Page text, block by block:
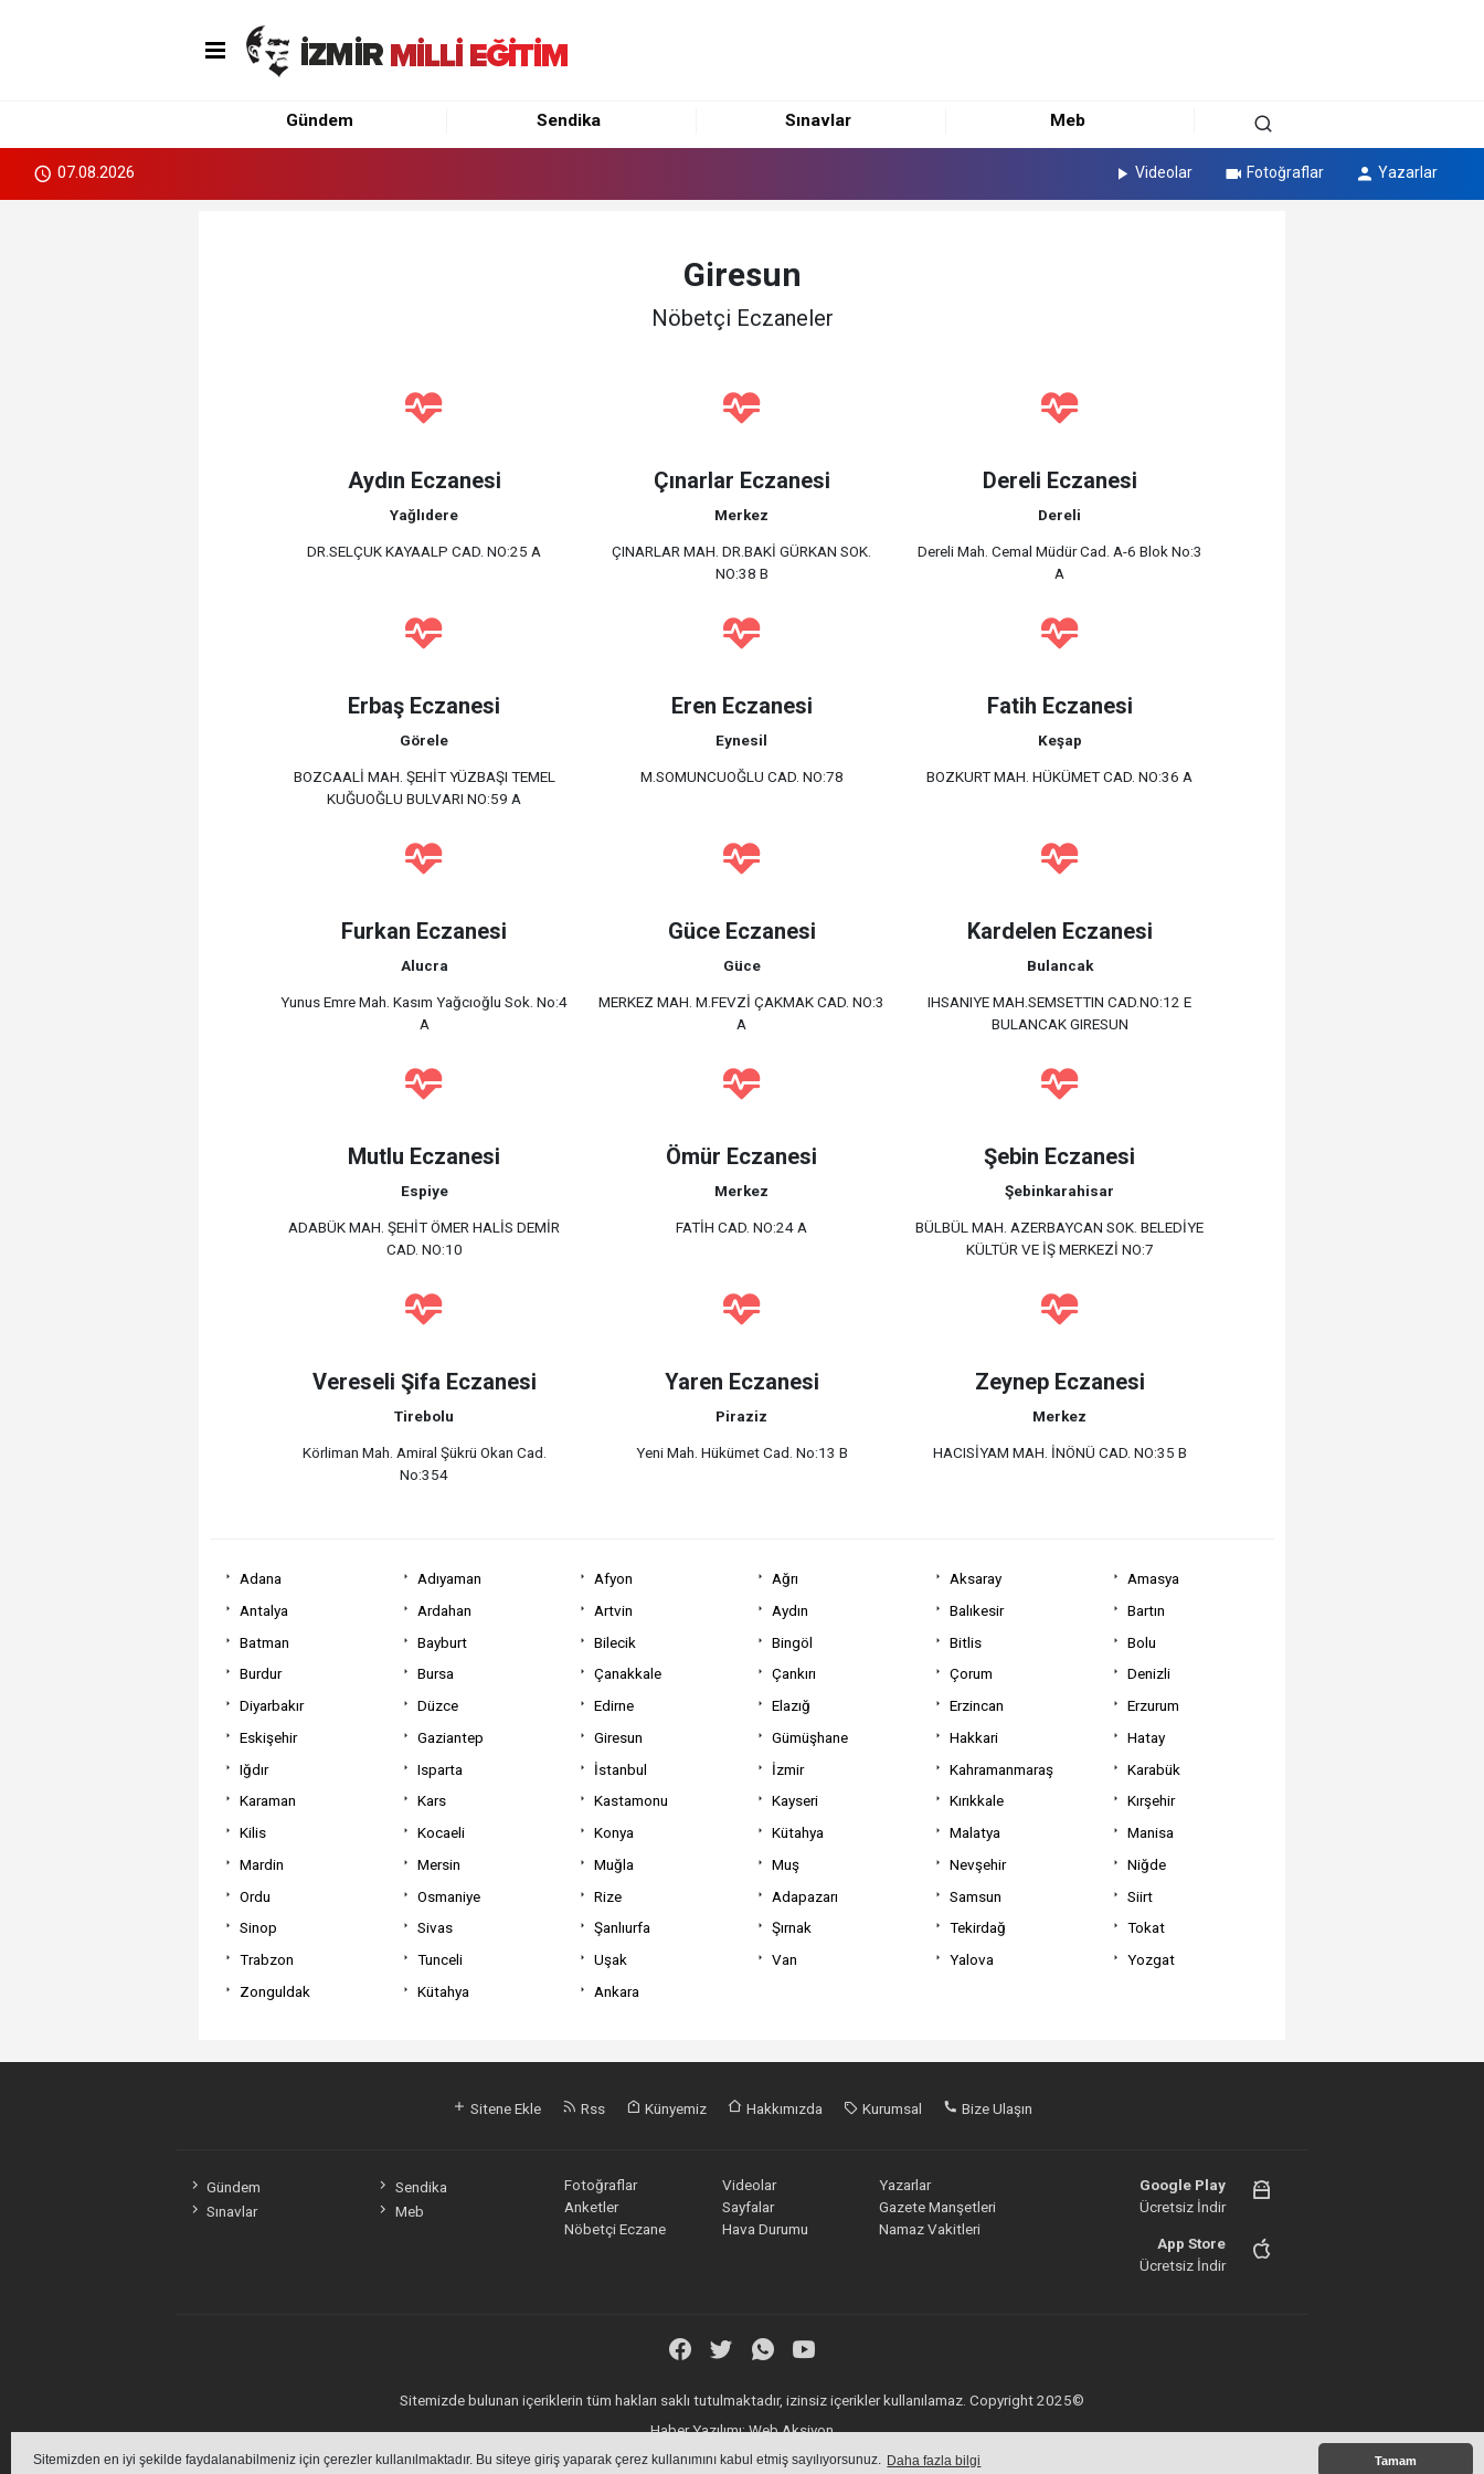
Sitemizden en iyi şekilde faydalanabilmeniz için çerezler kullanılmaktadır. Bu siteye giriş yaparak çerez kullanımını kabul etmiş sayılıyorsunuz. Daha fazla bilgi Tamam
Gündem Sendika Sınavlar Meb
07.08.2026 Videolar Fotoğraflar Yazarlar
Giresun
Nöbetçi Eczaneler
Aydın Eczanesi
Yağlıdere
DR.SELÇUK KAYAALP CAD. NO:25 A
Çınarlar Eczanesi
Merkez
ÇINARLAR MAH. DR.BAKİ GÜRKAN SOK.
NO:38 B
Dereli Eczanesi
Dereli
Dereli Mah. Cemal Müdür Cad. A-6 Blok No:3
A
Erbaş Eczanesi
Görele
BOZCAALİ MAH. ŞEHİT YÜZBAŞI TEMEL
KUĞUOĞLU BULVARI NO:59 A
Eren Eczanesi
Eynesil
M.SOMUNCUOĞLU CAD. NO:78
Fatih Eczanesi
Keşap
BOZKURT MAH. HÜKÜMET CAD. NO:36 A
Furkan Eczanesi
Alucra
Yunus Emre Mah. Kasım Yağcıoğlu Sok. No:4
A
Güce Eczanesi
Güce
MERKEZ MAH. M.FEVZİ ÇAKMAK CAD. NO:3
A
Kardelen Eczanesi
Bulancak
IHSANIYE MAH.SEMSETTIN CAD.NO:12 E
BULANCAK GIRESUN
Mutlu Eczanesi
Espiye
ADABÜK MAH. ŞEHİT ÖMER HALİS DEMİR
CAD. NO:10
Ömür Eczanesi
Merkez
FATİH CAD. NO:24 A
Şebin Eczanesi
Şebinkarahisar
BÜLBÜL MAH. AZERBAYCAN SOK. BELEDİYE
KÜLTÜR VE İŞ MERKEZİ NO:7
Vereseli Şifa Eczanesi
Tirebolu
Körliman Mah. Amiral Şükrü Okan Cad.
No:354
Yaren Eczanesi
Piraziz
Yeni Mah. Hükümet Cad. No:13 B
Zeynep Eczanesi
Merkez
HACISİYAM MAH. İNÖNÜ CAD. NO:35 B
Adana Adıyaman Afyon Ağrı Aksaray
Amasya
Antalya
Ardahan Artvin Aydın Balıkesir
Bartın
Batman
Bayburt Bilecik Bingöl Bitlis
Bolu
Burdur
Bursa Çanakkale Çankırı Çorum
Denizli
Diyarbakır
Düzce Edirne Elazığ Erzincan
Erzurum
Eskişehir
Gaziantep Giresun Gümüşhane Hakkari
Hatay
Iğdır
Isparta İstanbul İzmir Kahramanmaraş
Karabük
Karaman
Kars Kastamonu Kayseri Kırıkkale
Kırşehir
Kilis
Kocaeli Konya Kütahya Malatya
Manisa
Mardin
Mersin Muğla Muş Nevşehir
Niğde
Ordu
Osmaniye Rize Adapazarı Samsun
Siirt
Sinop
Sivas Şanlıurfa Şırnak Tekirdağ
Tokat
Trabzon
Tunceli Uşak Van Yalova
Yozgat
Zonguldak
Kütahya Ankara
Sitene Ekle Rss Künyemiz Hakkımızda Kurumsal Bize Ulaşın
Gündem
Sendika
Sınavlar
Meb
Fotoğraflar Videolar
Yazarlar
Anketler
Sayfalar
Gazete Manşetleri
Nöbetçi Eczane
Hava Durumu Namaz Vakitleri
Google Play
Ücretsiz İndir
App Store
Ücretsiz İndir
Sitemizde bulunan içeriklerin tüm hakları saklı tutulmaktadır, izinsiz içerikler kullanılamaz. Copyright 2025©
Haber Yazılımı:Web Aksiyon
haber yazılımı
haber paketi haber scripti haber yazılım haber script